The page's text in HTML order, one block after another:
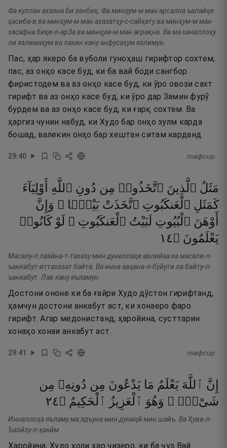
Фа куллан ахазна би занбиҳ. Фа минҳум-м ман арсална ъалайҳи
ҳасиба-в ва минҳум-м ман ахазатҳу-с-сайҳату ва минҳум-м ман
хасафна биҳи-л-арЗа ва минҳум-м ман ағрақна. Ва ма каналлоҳу
ли язлимаҳум ва лакин кану анфусаҳум язлимун.
Пас, ҳар якеро ба вуболи гуноҳаш гирифтор сохтем,
пас, аз онҳо касе буд, ки ба вай боди сангбор
фиристодем ва аз онҳо касе буд, ки ӯро овози сахт
гирифт ва аз онҳо касе буд, ки ӯро дар Замин фурӯ
бурдем ва аз онҳо касе буд, ки ғарқ сохтем. Ва
ҳаргиз чунин набуд, ки Худо бар онҳо зулм карда
бошад, валекин онҳо бар хештан ситам карданд.
29:40 тафсир
مَثَلُ ٱلَّذِينَ ٱتَّخَذُوا۟ مِن دُونِ ٱللَّهِ
أَوْلِيَآءَ
كَمَثَلِ ٱلْعَنكَبُوتِ ٱتَّخَذَتْ بَيْتًۭا ۖ وَإِنَّ
أَوْهَنَ ٱلْبُيُوتِ لَبَيْتُ ٱلْعَنكَبُوتِ ۖ لَوْ كَانُوا۟
يَعْلَمُونَ ۝٤١
Масалу-л лазӣна-т-тахазу мин дуниллаҳи авлийаа ка масали-л-
ъанкабут-иттахазат байта. Ва инна авҳана-л-буйути ла байту-л-
ъанкабут. Лав кану яъламун.
Достони ононе ки ба ғайри Худо дӯстон гирифтанд,
ҳамчун достони анкабут аст, ки хонаеро фаро
гирифт. Агар медонистанд, ҳаройина, сусттарин
хонаҳо хонаи анкабут аст.
29:41 тафсир
إِنَّ ٱللَّهَ يَعْلَمُ مَا يَدْعُونَ مِن دُونِهِۦ مِن
شَىْءٍۢ ۚ وَهُوَ ٱلْعَزِيزُ ٱلْحَكِيمُ ۝٤٢
Инналлоҳа яъламу ма ядъуна мин дуниҳӣ мин шайъ. Ва Ҳува-л-
Ъазӣзу-л-ҳакӣм.
Ҳаройина, Худо ҳоли ҳар чизеро, ки ба ҷуз Вай